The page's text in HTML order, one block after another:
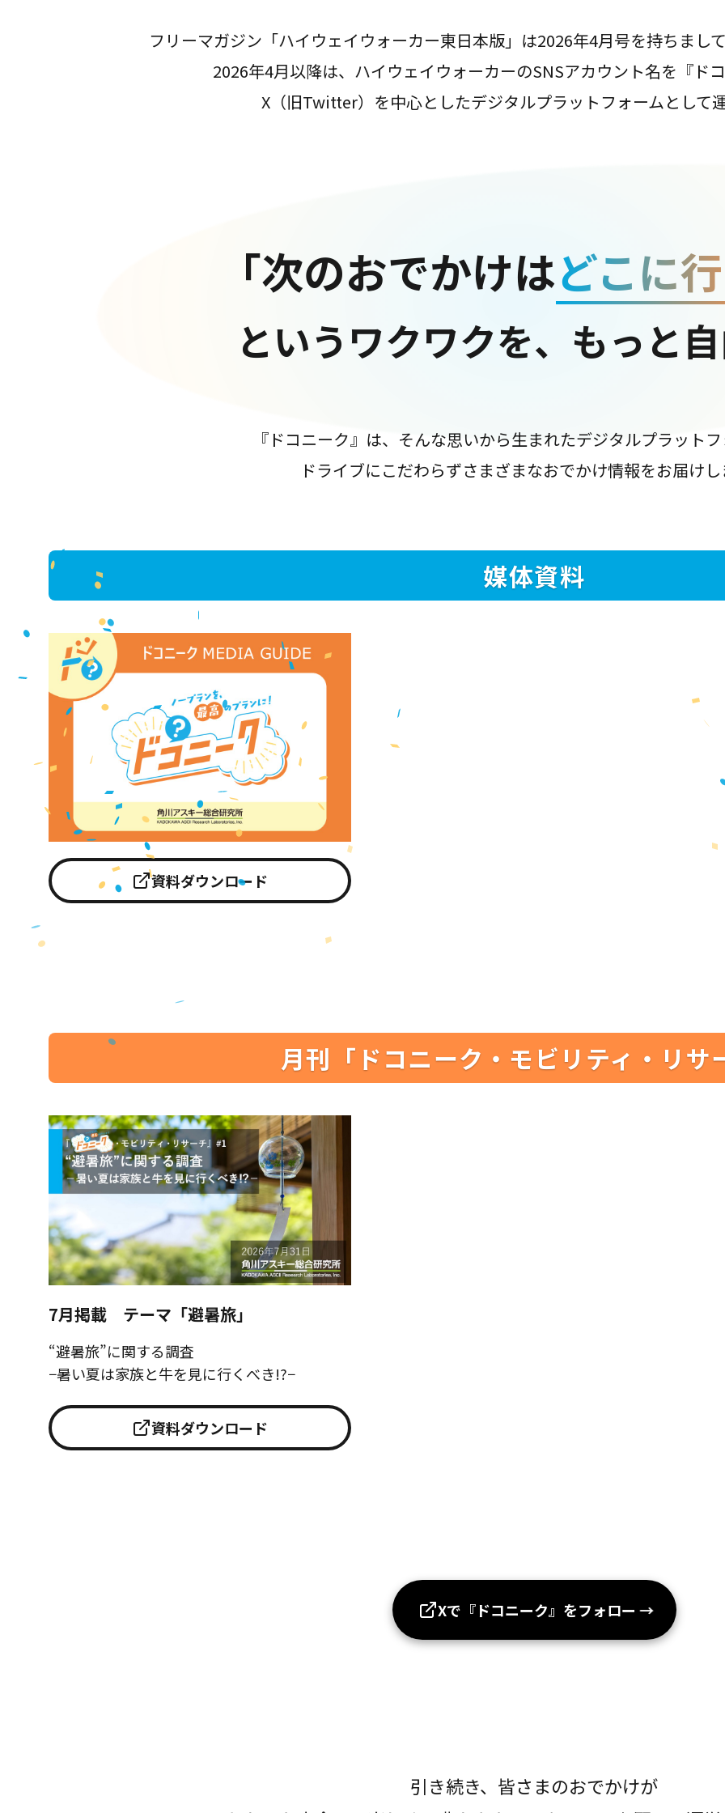
フリーマガジン「ハイウェイウォーカー東日本版」は2026年4月号を持ちまし
2026年4月以降は、ハイウェイウォーカーのSNSアカウント名を『ド
X（旧Twitter）を中心としたデジタルプラットフォームとして
「次のおでかけはどこに
というワクワクを、もっと
『ドコニーク』は、そんな思いから生まれたデジタルプラット
ドライブにこだわらずさまざまなおでかけ情報をお届け
媒体資料
資料ダウンロード
月刊「ドコニーク・モビリティ・リサ
7月掲載 テーマ「避暑旅」
“避暑旅”に関する調査
−暑い夏は家族と牛を見に行くべき!?−
資料ダウンロード
Xで『ドコニーク』をフォロー →
引き続き、皆さまのおでかけが